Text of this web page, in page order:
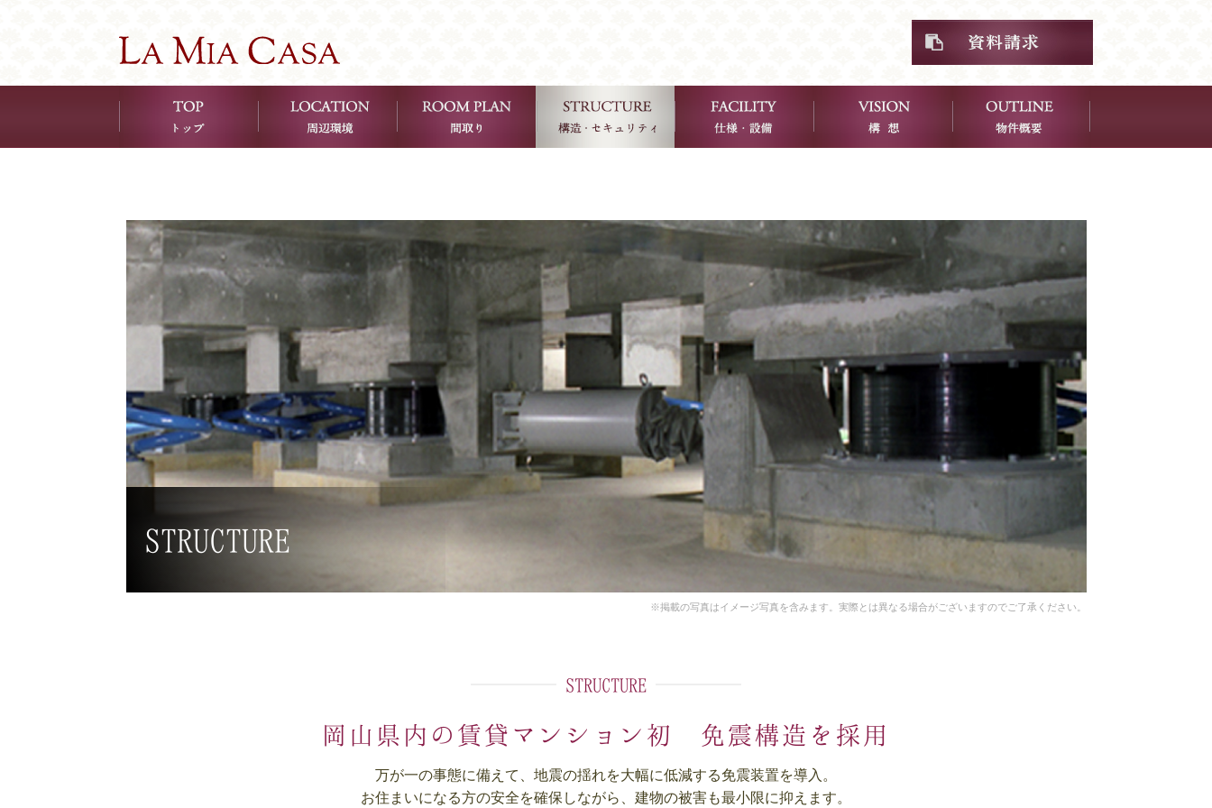
STRUCTURE
※掲載の写真はイメージ写真を含みます。 実際とは異なる場合がございますのでご了承ください。
STRUCTURE
岡山県内の賃貸マンション初 免震構造を採用
万が一の事態に備えて、地震の揺れを大幅に低減する免震装置を導入。
お住まいになる方の安全を確保しながら、建物の被害も最小限に抑えます。